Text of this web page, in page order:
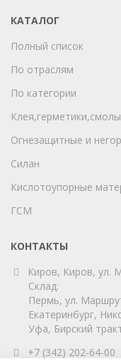
КАТАЛОГ
Полный список
По отраслям
По категории
Клея,герметики,смолы
Огнезащитные и
Силан
Кислотоупорные
ГСМ
КОНТАКТЫ
Киров, Киров, ул.
Склад:
Пермь, ул.
Екатеринбург,
Уфа, Бирский
+7 (342) 202-64-00